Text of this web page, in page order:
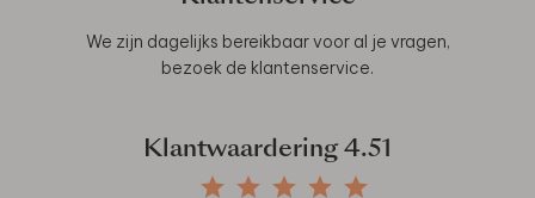
We zijn dagelijks bereikbaar voor al je vragen,
bezoek de klantenservice.
Klantwaardering 4.51